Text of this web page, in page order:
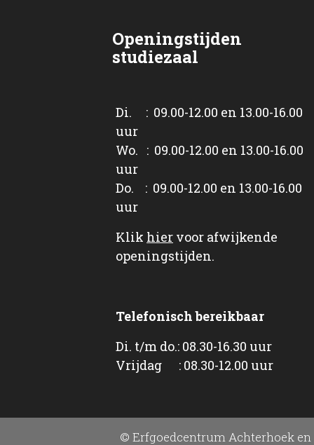
Openingstijden
studiezaal
Di. : 09.00-12.00 en 13.00-16.00
uur
Wo. : 09.00-12.00 en 13.00-16.00
uur
Do. : 09.00-12.00 en 13.00-16.00
uur
Klik hier voor afwijkende
openingstijden.
Telefonisch bereikbaar
Di. t/m do.: 08.30-16.30 uur
Vrijdag : 08.30-12.00 uur
© Erfgoedcentrum Achterhoek en